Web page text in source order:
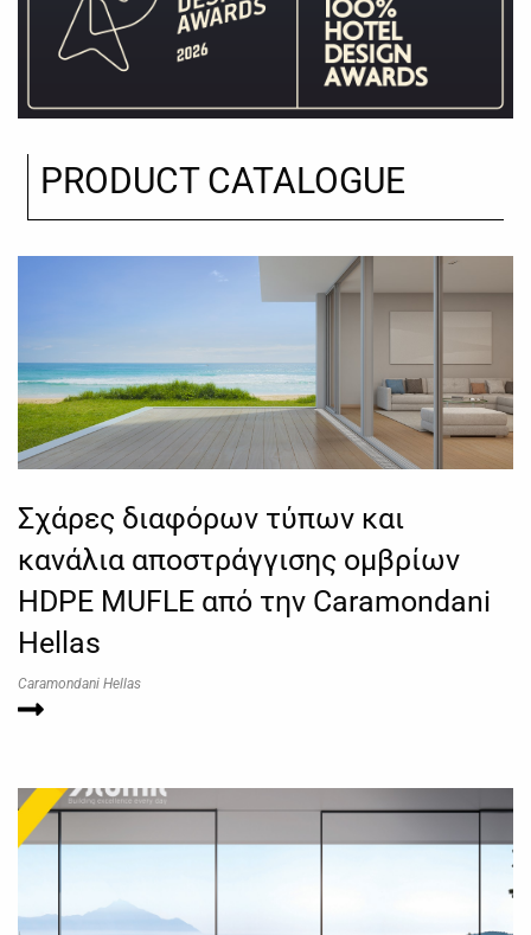
PRODUCT CATALOGUE
Σχάρες διαφόρων τύπων και
κανάλια αποστράγγισης ομβρίων
HDPE MUFLE από την Caramondani
Hellas
Caramondani Hellas